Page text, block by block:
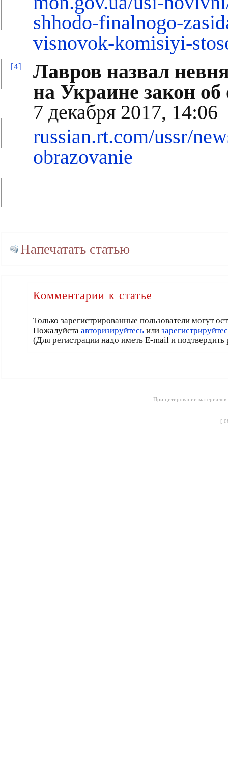
shhodo-finalnogo-
visnovok-komisiyi-
[4] – Лавров назвал
на Украине закон
7 декабря 2017, 14:06
russian.rt.com/ussr/
obrazovanie
Напечатать статью
Комментарии к статье
Только зарегистрированные пользователи могут
Пожалуйстаавторизируйтесь или
(Для регистрации надо иметь E-mail и
При цитировании материалов
[